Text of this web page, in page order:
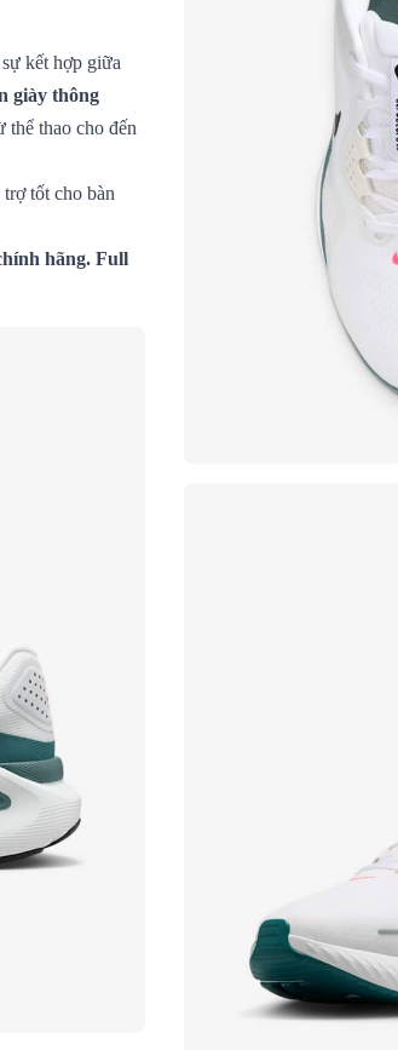
kết hợp giữa
giày thông
thể thao cho đến
tốt cho bàn
hãng. Full